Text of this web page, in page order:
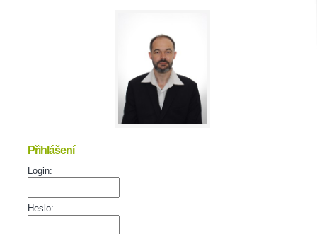
Přihlášení
Login:
Heslo: